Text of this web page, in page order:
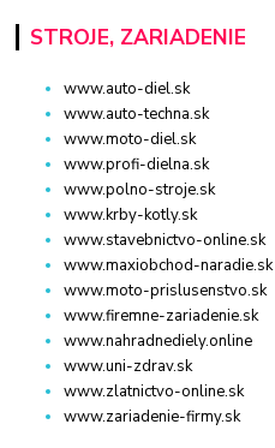
STROJE, ZARIADENIE
www.auto-diel.sk
www.auto-techna.sk
www.moto-diel.sk
www.profi-dielna.sk
www.polno-stroje.sk
www.krby-kotly.sk
www.stavebnictvo-online.sk
www.maxiobchod-naradie.sk
www.moto-prislusenstvo.sk
www.firemne-zariadenie.sk
www.nahradnediely.online
www.uni-zdrav.sk
www.zlatnictvo-online.sk
www.zariadenie-firmy.sk